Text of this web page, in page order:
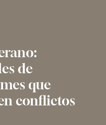
de
que
conflictos